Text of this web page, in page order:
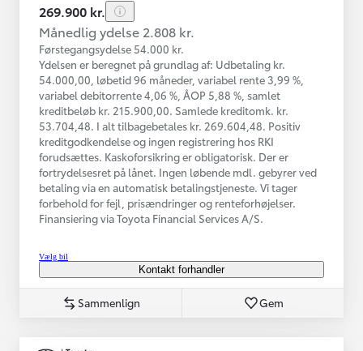
269.900 kr.
Månedlig ydelse 2.808 kr.
Førstegangsydelse 54.000 kr.
Ydelsen er beregnet på grundlag af: Udbetaling kr.
54.000,00, løbetid 96 måneder, variabel rente 3,99 %,
variabel debitorrente 4,06 %, ÅOP 5,88 %, samlet
kreditbeløb kr. 215.900,00. Samlede kreditomk. kr.
53.704,48. I alt tilbagebetales kr. 269.604,48. Positiv
kreditgodkendelse og ingen registrering hos RKI
forudsættes. Kaskoforsikring er obligatorisk. Der er
fortrydelsesret på lånet. Ingen løbende mdl. gebyrer ved
betaling via en automatisk betalingstjeneste. Vi tager
forbehold for fejl, prisændringer og renteforhøjelser.
Finansiering via Toyota Financial Services A/S.
Vælg bil
Kontakt forhandler
Sammenlign Gem